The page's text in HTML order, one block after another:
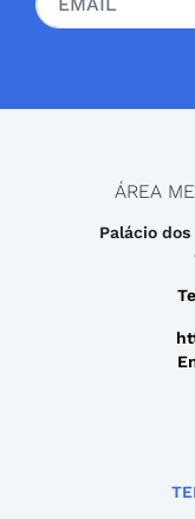
ÁREA
Palácio